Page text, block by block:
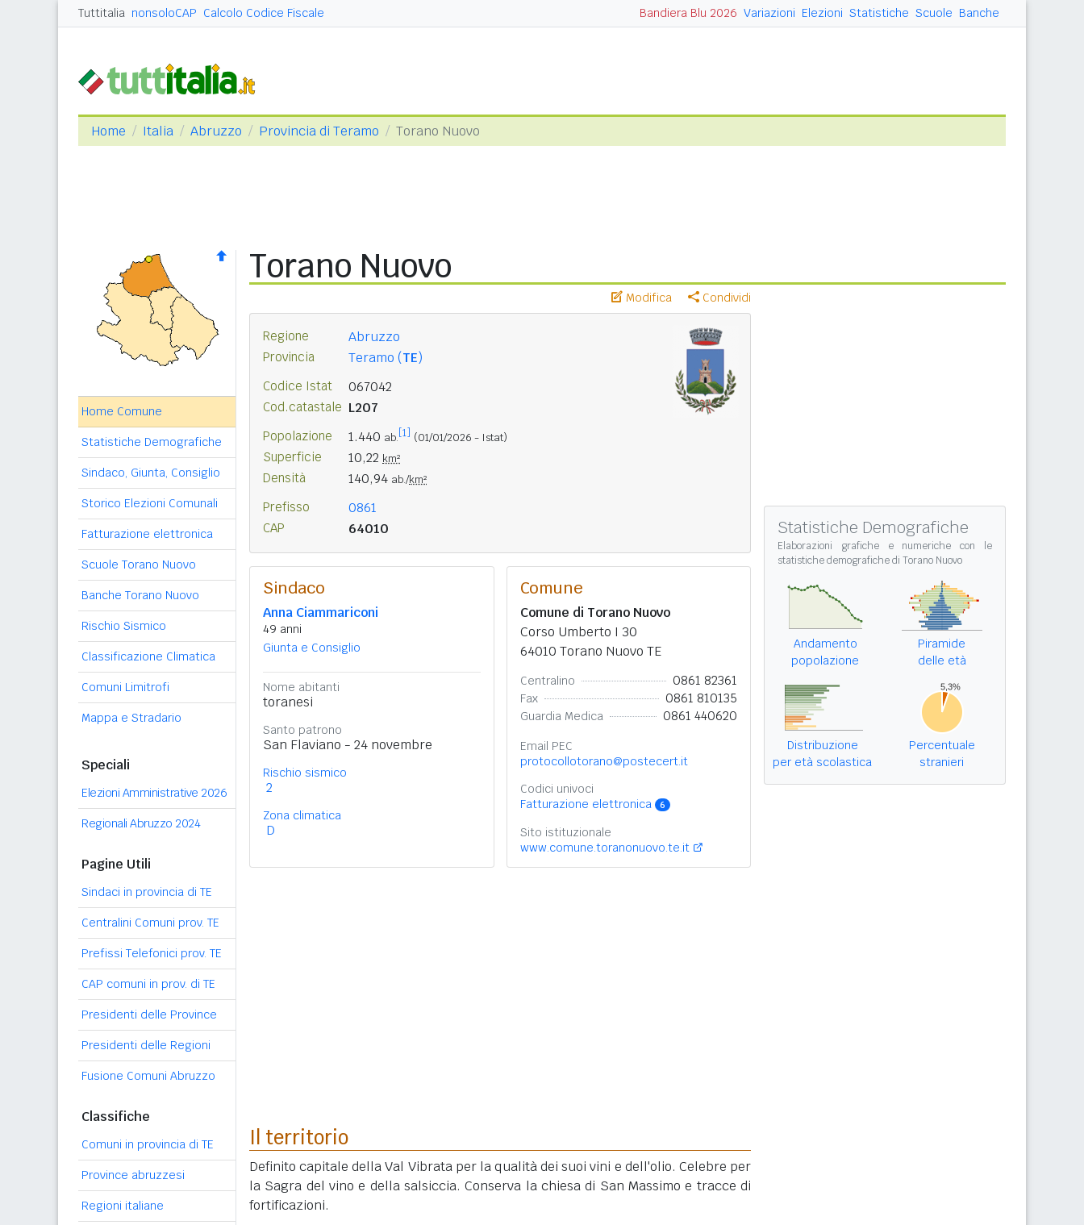
Tuttitalia nonsoloCAP Calcolo Codice Fiscale Bandiera Blu 2026 Variazioni Elezioni Statistiche Scuole Banche
Home Italia Abruzzo Provincia di Teramo Torano Nuovo
Home Comune
Statistiche Demografiche
Sindaco, Giunta, Consiglio
Storico Elezioni Comunali
Fatturazione elettronica
Scuole Torano Nuovo
Banche Torano Nuovo
Rischio Sismico
Classificazione Climatica
Comuni Limitrofi
Mappa e Stradario
Speciali
Elezioni Amministrative 2026
Regionali Abruzzo 2024
Pagine Utili
Sindaci in provincia di TE
Centralini Comuni prov. TE
Prefissi Telefonici prov. TE
CAP comuni in prov. di TE
Presidenti delle Province
Presidenti delle Regioni
Fusione Comuni Abruzzo
Classifiche
Comuni in provincia di TE
Province abruzzesi
Regioni italiane
Torano Nuovo
Modifica Condividi
Regione Abruzzo
Provincia Teramo (TE)
Codice Istat 067042
Cod.catastale L207
Popolazione 1.440 ab. [1] (01/01/2026 - Istat)
Superficie 10,22 km²
Densità 140,94 ab./km²
Prefisso 0861
CAP 64010
Sindaco
Anna Ciammariconi
49 anni
Giunta e Consiglio
Nome abitanti
toranesi
Santo patrono
San Flaviano - 24 novembre
Rischio sismico
2
Zona climatica
D
Comune
Comune di Torano Nuovo
Corso Umberto I 30
64010 Torano Nuovo TE
Centralino 0861 82361
Fax 0861 810135
Guardia Medica 0861 440620
Email PEC
protocollotorano@postecert.it
Codici univoci
Fatturazione elettronica
6
Sito istituzionale
www.comune.toranonuovo.te.it
Il territorio
Definito capitale della Val Vibrata per la qualità dei suoi vini e dell'olio. Celebre per
la Sagra del vino e della salsiccia. Conserva la chiesa di San Massimo e tracce di
fortificazioni.
Statistiche Demografiche
Elaborazioni grafiche e numeriche con le
statistiche demografiche di Torano Nuovo
Andamento
popolazione
Piramide
delle età
Distribuzione
per età scolastica
Percentuale
stranieri